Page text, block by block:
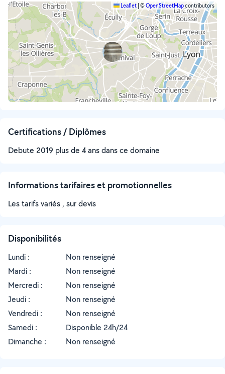
Leaflet |©OpenStreetMapcontributors
Certifications / Diplômes
Debute 2019 plus de 4 ans dans ce domaine
Informations tarifaires et promotionnelles
Les tarifs variés , sur devis
Disponibilités
Lundi :
Non renseigné
Mardi :
Non renseigné
Mercredi :
Non renseigné
Jeudi :
Non renseigné
Vendredi :
Non renseigné
Samedi :
Disponible 24h/24
Dimanche :
Non renseigné